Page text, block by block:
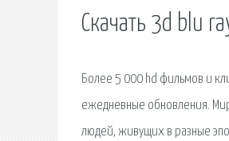
Скачать 3d blu
Более 5 000 hd фильмов и
ежедневные обновления. Мир
людей, живущих в разные